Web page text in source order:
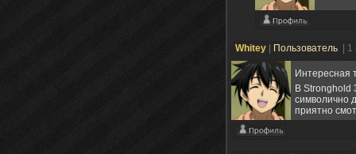
Whitey Пользователь |
Интересная
В Stronghold
символично
приятно